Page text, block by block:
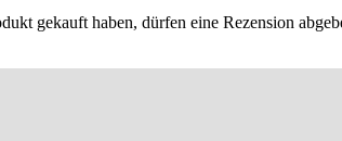
gekauft haben, dürfen eine Rezension